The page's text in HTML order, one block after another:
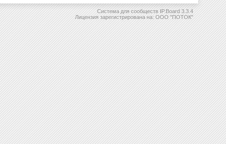
Система для сообществ IP.Board 3.3.4
Лицензия зарегистрирована на: ООО "ПОТОК"